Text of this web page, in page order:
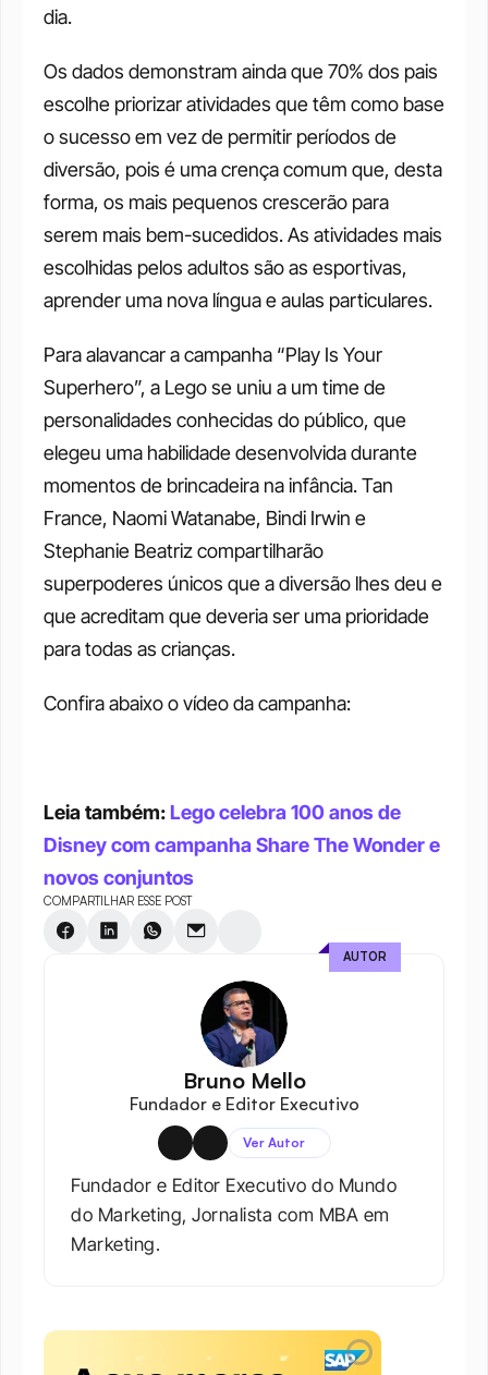
dia.
Os dados demonstram ainda que 70% dos pais
escolhe priorizar atividades que têm como base
o sucesso em vez de permitir períodos de
diversão, pois é uma crença comum que, desta
forma, os mais pequenos crescerão para
serem mais bem-sucedidos. As atividades mais
escolhidas pelos adultos são as esportivas,
aprender uma nova língua e aulas particulares.
Para alavancar a campanha “Play Is Your
Superhero”, a Lego se uniu a um time de
personalidades conhecidas do público, que
elegeu uma habilidade desenvolvida durante
momentos de brincadeira na infância. Tan
France, Naomi Watanabe, Bindi Irwin e
Stephanie Beatriz compartilharão
superpoderes únicos que a diversão lhes deu e
que acreditam que deveria ser uma prioridade
para todas as crianças.
Confira abaixo o vídeo da campanha:
Leia também: Lego celebra 100 anos de
Disney com campanha Share The Wonder e
novos conjuntos
COMPARTILHAR ESSE POST
Bruno Mello
Fundador e Editor Executivo
Ver Autor
Fundador e Editor Executivo do Mundo
do Marketing, Jornalista com MBA em
Marketing.
AUTOR